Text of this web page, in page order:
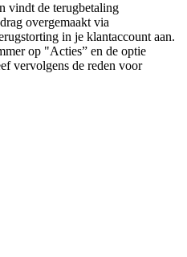
vindt de terugbetaling
overgemaakt via
in je klantaccount aan.
op "Acties” en de optie
vervolgens de reden voor